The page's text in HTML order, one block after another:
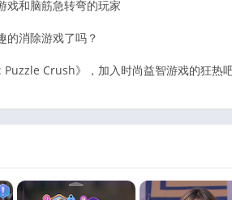
戏和脑筋急转弯的玩家
的消除游戏了吗？
Crush》，加入时尚益智游戏的狂热